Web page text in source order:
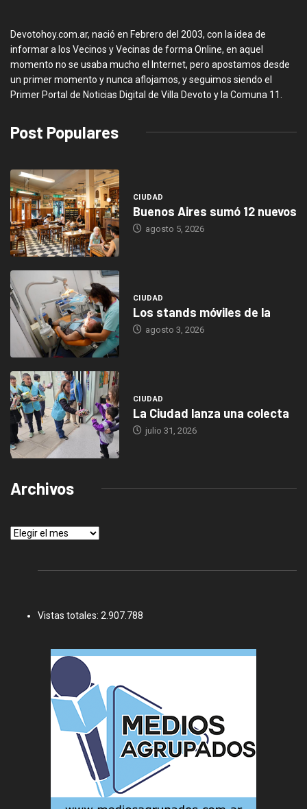
Devotohoy.com.ar, nació en Febrero del 2003, con la idea de
informar a los Vecinos y Vecinas de forma Online, en aquel
momento no se usaba mucho el Internet, pero apostamos desde
un primer momento y nunca aflojamos, y seguimos siendo el
Primer Portal de Noticias Digital de Villa Devoto y la Comuna 11.
Post Populares
CIUDAD
Buenos Aires sumó 12 nuevos
agosto 5, 2026
CIUDAD
Los stands móviles de la
agosto 3, 2026
CIUDAD
La Ciudad lanza una colecta
julio 31, 2026
Archivos
Archivos
Vistas totales: 2.907.788